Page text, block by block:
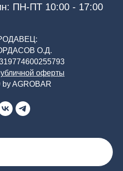
ПН-ПТ 10:00 - 17:00
О.Д.
оферты
AGROBAR